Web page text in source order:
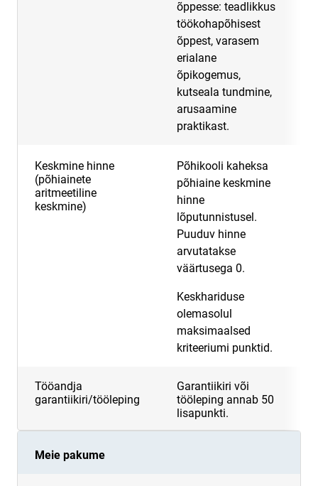
õppesse: teadlikkus
töökohapõhisest
õppest, varasem
erialane
õpikogemus,
kutseala tundmine,
arusaamine
praktikast.
Keskmine hinne
(põhiainete
aritmeetiline
keskmine)
Põhikooli kaheksa
põhiaine keskmine
hinne
lõputunnistusel.
Puuduv hinne
arvutatakse
väärtusega 0.
Keskhariduse
olemasolul
maksimaalsed
kriteeriumi punktid.
Tööandja
garantiikiri/tööleping
Garantiikiri või
tööleping annab 50
lisapunkti.
Meie pakume